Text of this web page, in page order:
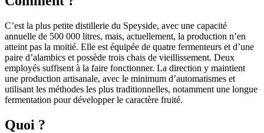
C’est la plus petite distillerie du Speyside, avec une capacité
annuelle de 500 000 litres, mais, actuellement, la production n’en
atteint pas la moitié. Elle est équipée de quatre fermenteurs et d’une
paire d’alambics et possède trois chais de vieillissement. Deux
employés suffisent à la faire fonctionner. La direction y maintient
une production artisanale, avec le minimum d’automatismes et
utilisant les méthodes les plus traditionnelles, notamment une longue
fermentation pour développer le caractère fruité.
Quoi ?